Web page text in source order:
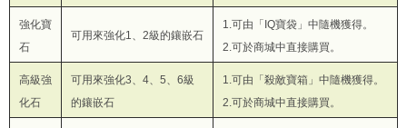
強化寶
石
可用來強化1、2級的鑲嵌石
1.可由「IQ寶袋」中隨機獲得。
2.可於商城中直接購買。
高級強
化石
可用來強化3、4、5、6級
的鑲嵌石
1.可由「殺敵寶箱」中隨機獲得。
2.可於商城中直接購買。